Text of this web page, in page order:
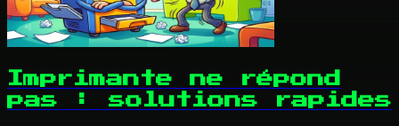
Imprimante ne répond
pas : solutions rapides